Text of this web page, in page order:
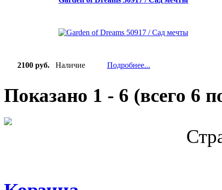
2100 руб. Наличие Подробнее...
Показано 1 - 6 (всего 6